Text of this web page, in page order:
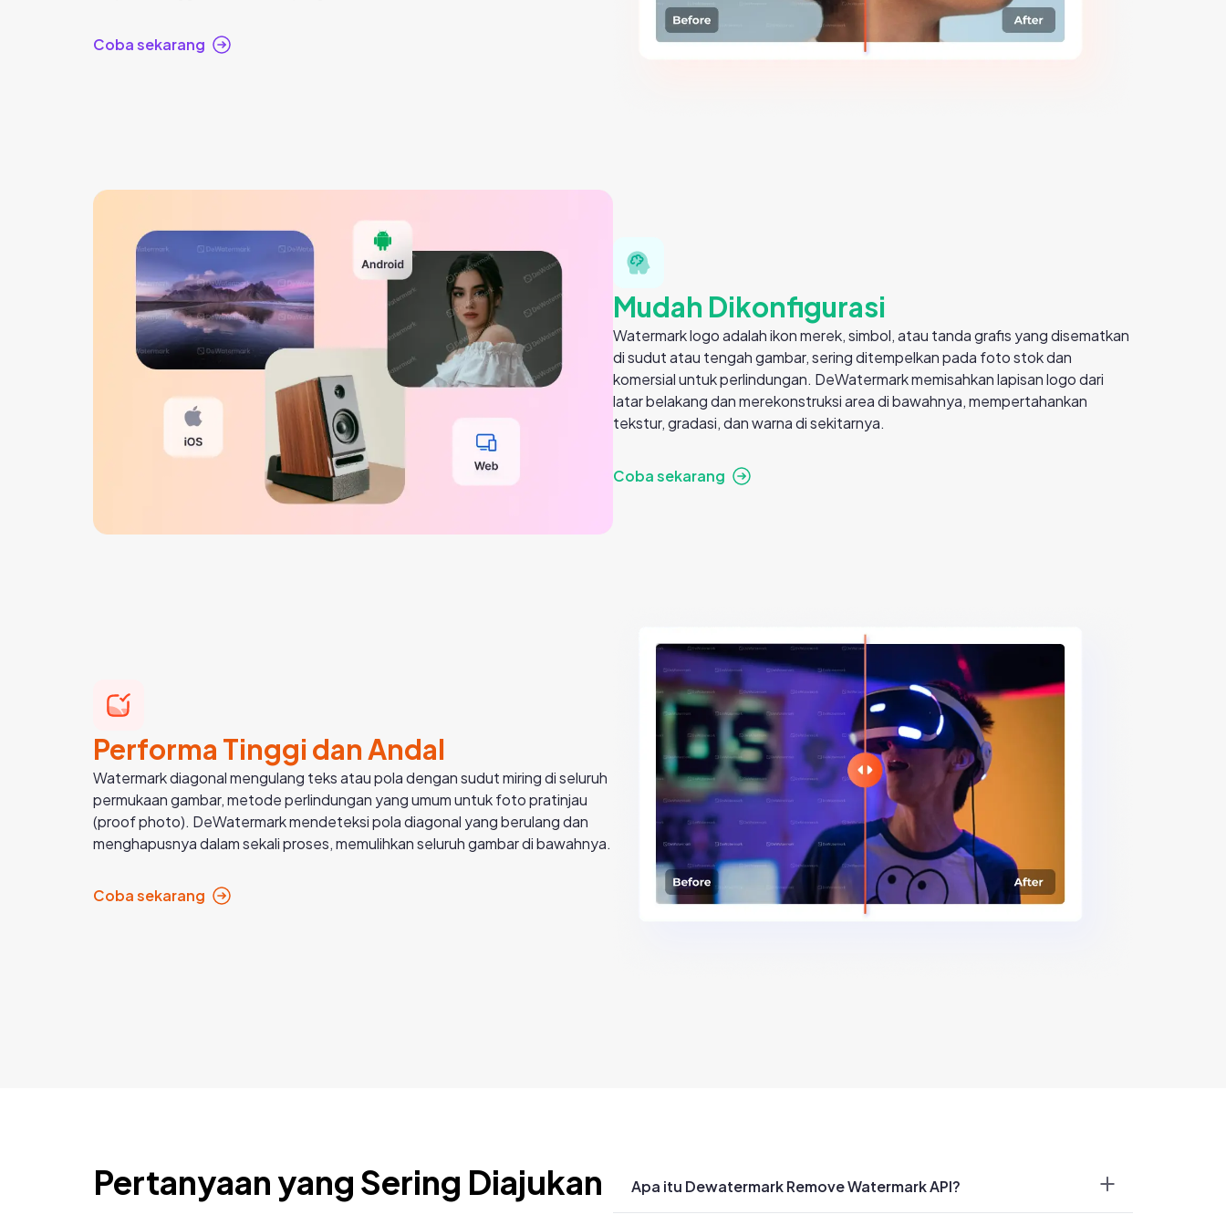
Coba sekarang
Mudah Dikonfigurasi
Watermark logo adalah ikon merek, simbol, atau tanda grafis yang disematkan
di sudut atau tengah gambar, sering ditempelkan pada foto stok dan
komersial untuk perlindungan. DeWatermark memisahkan lapisan logo dari
latar belakang dan merekonstruksi area di bawahnya, mempertahankan
tekstur, gradasi, dan warna di sekitarnya.
Coba sekarang
Performa Tinggi dan Andal
Watermark diagonal mengulang teks atau pola dengan sudut miring di seluruh
permukaan gambar, metode perlindungan yang umum untuk foto pratinjau
(proof photo). DeWatermark mendeteksi pola diagonal yang berulang dan
menghapusnya dalam sekali proses, memulihkan seluruh gambar di bawahnya.
Coba sekarang
Pertanyaan yang Sering Diajukan
Apa itu Dewatermark Remove Watermark API?